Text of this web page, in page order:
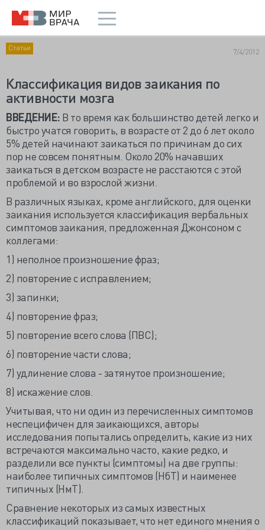
Статьи 7/4/2012
Классификация видов заикания по
активности мозга
ВВЕДЕНИЕ: В то время как большинство детей легко и
быстро учатся говорить, в возрасте от 2 до 6 лет около
5% детей начинают заикаться по причинам до сих
пор не совсем понятным. Около 20% начавших
заикаться в детском возрасте не расстаются с этой
проблемой и во взрослой жизни.
В различных языках, кроме английского, для оценки
заикания используется классификация вербальных
симптомов заикания, предложенная Джонсоном с
коллегами:
1) неполное произношение фраз;
2) повторение с исправлением;
3) запинки;
4) повторение фраз;
5) повторение всего слова (ПВС);
6) повторение части слова;
7) удлинение слова - затянутое произношение;
8) искажение слов.
Учитывая, что ни один из перечисленных симптомов
неспецифичен для заикающихся, авторы
исследования попытались определить, какие из них
встречаются максимально часто, какие редко, и
разделили все пункты (симптомы) на две группы:
наиболее типичных симптомов (НбТ) и наименее
типичных (НмТ).
Сравнение некоторых из самых известных
классификаций показывает, что нет единого мнения о